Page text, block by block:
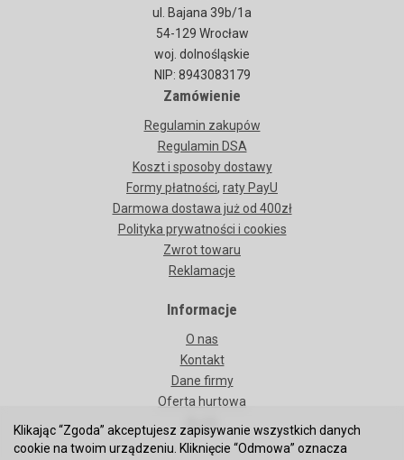
ul. Bajana 39b/1a
54-129 Wrocław
woj. dolnośląskie
NIP: 8943083179
Zamówienie
Regulamin zakupów
Regulamin DSA
Koszt i sposoby dostawy
Formy płatności, raty PayU
Darmowa dostawa już od 400zł
Polityka prywatności i cookies
Zwrot towaru
Reklamacje
Informacje
O nas
Kontakt
Dane firmy
Oferta hurtowa
BLOG
Klikając “Zgoda” akceptujesz zapisywanie wszystkich danych
cookie na twoim urządzeniu. Kliknięcie “Odmowa” oznacza